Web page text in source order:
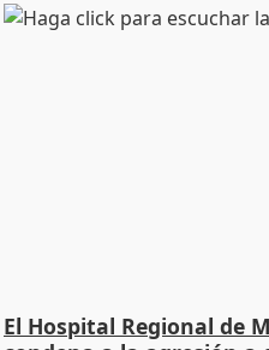
El Hospital Regional de